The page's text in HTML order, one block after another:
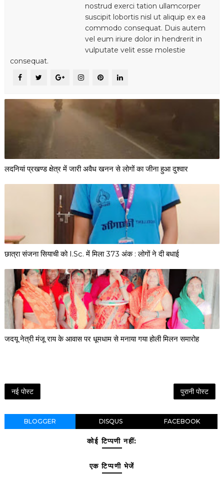
nostrud exerci tation ullamcorper
suscipit lobortis nisl ut aliquip ex ea
commodo consequat. Duis autem
vel eum iriure dolor in hendrerit in
vulputate velit esse molestie
consequat.
लदनियां प्रखण्ड क्षेत्र में जारी अवैध खनन से लोगों का जीना हुआ दुश्वार
छात्रा संजना सियाची को I.Sc. में मिला 373 अंक : लोगों ने दी बधाई
जदयू नेत्री मंजू राय के आवास पर धूमधाम से मनाया गया होली मिलन समारोह
नई पोस्ट पुरानी पोस्ट
BLOGGER DISQUS FACEBOOK
कोई टिप्पणी नहीं:
एक टिप्पणी भेजें